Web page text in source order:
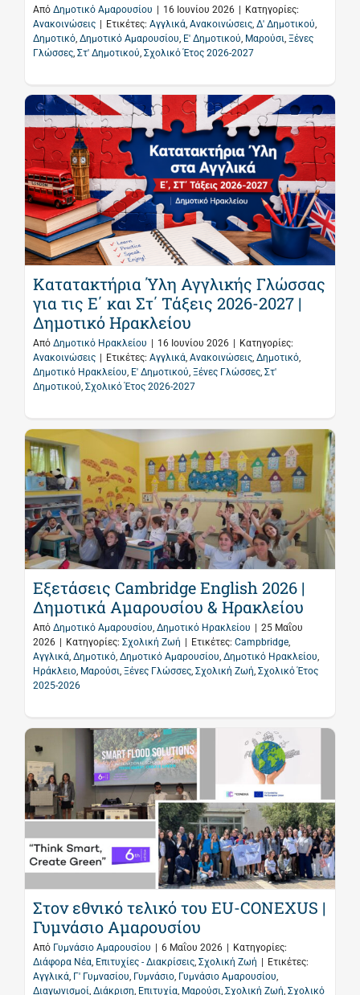
Από Δημοτικό Αμαρουσίου | 16 Ιουνίου 2026 | Κατηγορίες:
Ανακοινώσεις | Ετικέτες: Αγγλικά, Ανακοινώσεις, Δ' Δημοτικού,
Δημοτικό, Δημοτικό Αμαρουσίου, Ε' Δημοτικού, Μαρούσι, Ξένες
Γλώσσες, Στ' Δημοτικού, Σχολικό Έτος 2026-2027
Κατατακτήρια Ύλη Αγγλικής Γλώσσας
για τις Ε΄ και Στ΄ Τάξεις 2026-2027 |
Δημοτικό Ηρακλείου
Από Δημοτικό Ηρακλείου 16 Ιουνίου 2026
Κατηγορίες:
Ανακοινώσεις
Ετικέτες: Αγγλικά, Ανακοινώσεις, Δημοτικό,
Δημοτικό Ηρακλείου, Ε' Δημοτικού, Ξένες Γλώσσες, Στ'
Δημοτικού, Σχολικό Έτος 2026-2027
Εξετάσεις Cambridge English 2026 |
Δημοτικά Αμαρουσίου & Ηρακλείου
Από Δημοτικό Αμαρουσίου, Δημοτικό Ηρακλείου
25 Μαΐου
2026
Κατηγορίες: Σχολική Ζωή Ετικέτες: Campbridge,
Αγγλικά, Δημοτικό, Δημοτικό Αμαρουσίου, Δημοτικό Ηρακλείου,
Ηράκλειο, Μαρούσι, Ξένες Γλώσσες, Σχολική Ζωή, Σχολικό Έτος
2025-2026
Στον εθνικό τελικό του EU-CONEXUS |
Γυμνάσιο Αμαρουσίου
Από Γυμνάσιο Αμαρουσίου | 6 Μαΐου 2026 | Κατηγορίες:
Διάφορα Νέα, Επιτυχίες - Διακρίσεις, Σχολική Ζωή | Ετικέτες:
Αγγλικά, Γ' Γυμνασίου, Γυμνάσιο, Γυμνάσιο Αμαρουσίου,
Διαγωνισμοί, Διάκριση, Επιτυχία, Μαρούσι, Σχολική Ζωή, Σχολικό